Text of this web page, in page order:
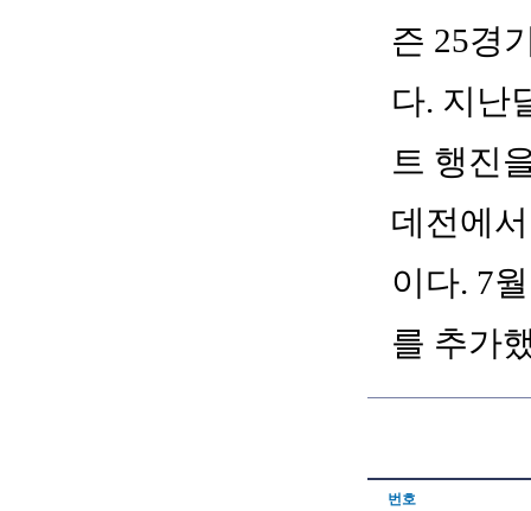
즌 25경
다. 지난
트 행진
데전에
이다. 7
를 추가
번호